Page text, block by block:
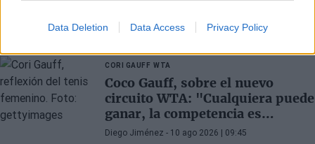
Data Deletion Data Access Privacy Policy
Últimos artículos
CORI GAUFF WTA
Coco Gauff, sobre el nuevo
circuito WTA: "Cualquiera puede
ganar, la competencia es
máxima"
Diego Jiménez - 10 ago 2026 | 09:45